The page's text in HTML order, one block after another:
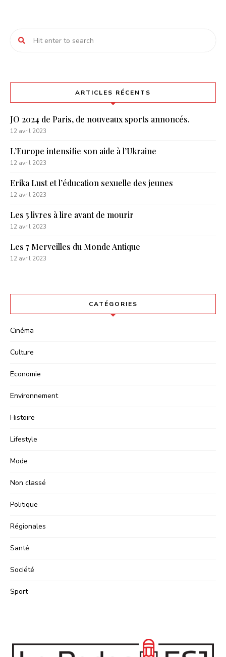
ARTICLES RÉCENTS
JO 2024 de Paris, de nouveaux sports annoncés.
12 avril 2023
L’Europe intensifie son aide à l’Ukraine
12 avril 2023
Erika Lust et l’éducation sexuelle des jeunes
12 avril 2023
Les 5 livres à lire avant de mourir
12 avril 2023
Les 7 Merveilles du Monde Antique
12 avril 2023
CATÉGORIES
Cinéma
Culture
Economie
Environnement
Histoire
Lifestyle
Mode
Non classé
Politique
Régionales
Santé
Société
Sport